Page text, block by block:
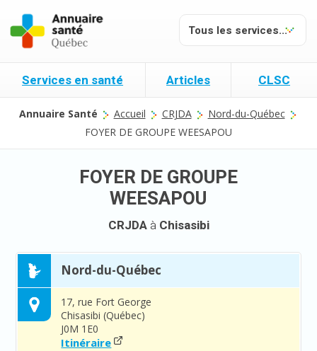
Services en santé Articles CLSC
Annuaire Santé Accueil CRJDA
Nord-du-Québec
FOYER DE GROUPE WEESAPOU
FOYER DE GROUPE
WEESAPOU
CRJDAà Chisasibi
Nord-du-Québec
17, rue Fort George
Chisasibi (Québec)
J0M 1E0
Itinéraire